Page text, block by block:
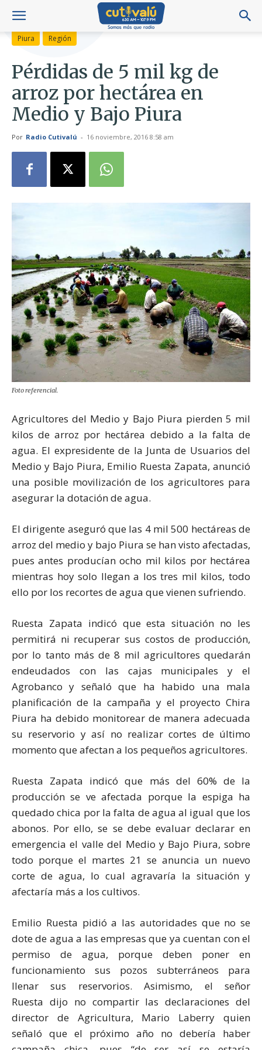
Piura Región
Pérdidas de 5 mil kg de
arroz por hectárea en
Medio y Bajo Piura
Por Radio Cutivalú - 16 noviembre, 2016 8:58 am
Foto referencial.
Agricultores del Medio y Bajo Piura pierden 5 mil
kilos de arroz por hectárea debido a la falta de
agua. El expresidente de la Junta de Usuarios del
Medio y Bajo Piura, Emilio Ruesta Zapata, anunció
una posible movilización de los agricultores para
asegurar la dotación de agua.
El dirigente aseguró que las 4 mil 500 hectáreas de
arroz del medio y bajo Piura se han visto afectadas,
pues antes producían ocho mil kilos por hectárea
mientras hoy solo llegan a los tres mil kilos, todo
ello por los recortes de agua que vienen sufriendo.
Ruesta Zapata indicó que esta situación no les
permitirá ni recuperar sus costos de producción,
por lo tanto más de 8 mil agricultores quedarán
endeudados con las cajas municipales y el
Agrobanco y señaló que ha habido una mala
planificación de la campaña y el proyecto Chira
Piura ha debido monitorear de manera adecuada
su reservorio y así no realizar cortes de último
momento que afectan a los pequeños agricultores.
Ruesta Zapata indicó que más del 60% de la
producción se ve afectada porque la espiga ha
quedado chica por la falta de agua al igual que los
abonos. Por ello, se se debe evaluar declarar en
emergencia el valle del Medio y Bajo Piura, sobre
todo porque el martes 21 se anuncia un nuevo
corte de agua, lo cual agravaría la situación y
afectaría más a los cultivos.
Emilio Ruesta pidió a las autoridades que no se
dote de agua a las empresas que ya cuentan con el
permiso de agua, porque deben poner en
funcionamiento sus pozos subterráneos para
llenar sus reservorios. Asimismo, el señor
Ruesta dijo no compartir las declaraciones del
director de Agricultura, Mario Laberry quien
señaló que el próximo año no debería haber